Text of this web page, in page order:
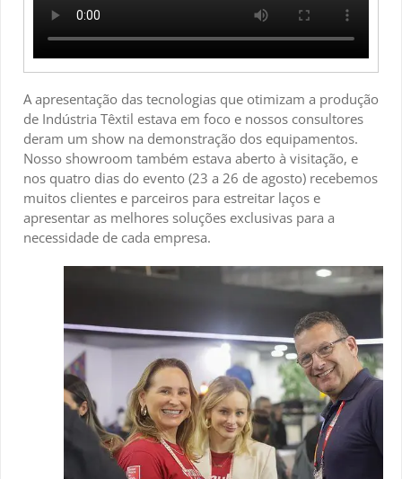
A apresentação das tecnologias que otimizam a produção
de Indústria Têxtil estava em foco e nossos consultores
deram um show na demonstração dos equipamentos.
Nosso showroom também estava aberto à visitação, e
nos quatro dias do evento (23 a 26 de agosto) recebemos
muitos clientes e parceiros para estreitar laços e
apresentar as melhores soluções exclusivas para a
necessidade de cada empresa.